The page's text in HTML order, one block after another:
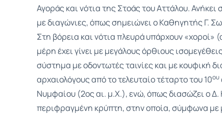
Αγοράς και νότια της Στοάς του Αττάλου.
με διαγώνιες, όπως σημειώνει ο Καθηγητής Γ.
Στη βόρεια και νότια πλευρά υπάρχουν
μέρη έχει γίνει με μεγάλους όρθιους
σύστημα με οδοντωτές ταινίες και με κουφική
αρχαιολόγους από το τελευταίο τέταρτο του 10ου
Νυμφαίου (2ος αι. μ.Χ.), ενώ, όπως διασώζει ο
περιφραγμένη κρύπτη, στην οποία, σύμφωνα με